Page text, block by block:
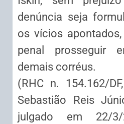
denúncia seja
os vícios
penal prosseguir
demais corréus.
(RHC n. 154.162/
Sebastião Reis
julgado em 22/